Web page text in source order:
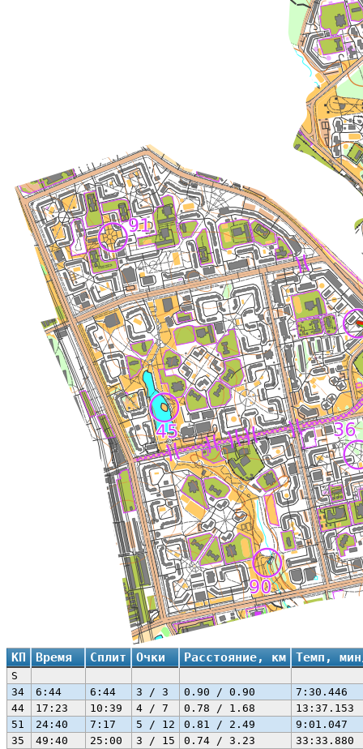
КП Время Сплит Очки Расстояние, км Темп,
S
34
6:44 6:44 3 / 3 0.90 / 0.90
7:30.446
44
17:23 10:39 4 / 7 0.78 / 1.68
13:37.153
51
24:40 7:17 5 / 12 0.81 / 2.49
9:01.047
35
49:40 25:00 3 / 15 0.74 / 3.23
33:33.880